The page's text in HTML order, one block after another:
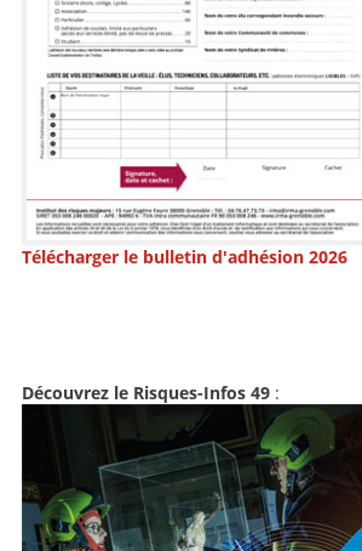
Télécharger le bulletin d'adhésion 2026
Découvrez le Risques-Infos 49 :